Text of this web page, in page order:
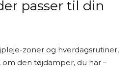
passer til din
zoner og hverdagsrutiner,
den tøjdamper, du har –